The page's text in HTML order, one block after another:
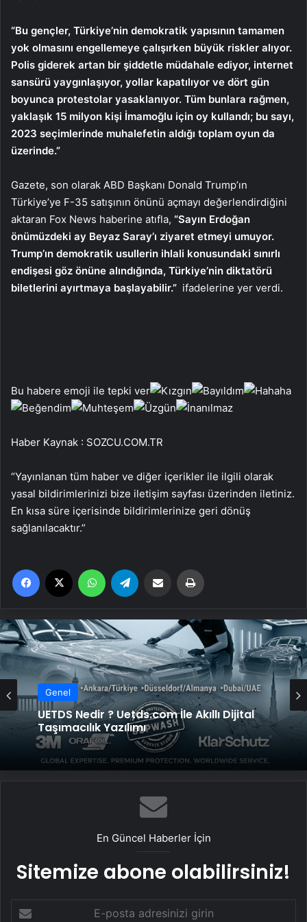
“Bu gençler, Türkiye’nin demokratik yapısının tamamen
yok olmasını engellemeye çalışırken büyük riskler alıyor.
Polis giderek artan bir şiddetle müdahale ediyor, internet
sansürü yaygınlaşıyor, yollar kapatılıyor ve dört gün
boyunca protestolar yasaklanıyor. Tüm bunlara rağmen,
yaklaşık 15 milyon kişi İmamoğlu için oy kullandı; bu sayı,
2023 seçimlerinde muhalefetin aldığı toplam oyun da
üzerinde.”
Gazete, son olarak ABD Başkanı Donald Trump’ın
Türkiye’ye F-35 satışının önünü açmayı değerlendirdiğini
aktaran Fox News haberine atıfla, “Sayın Erdoğan
önümüzdeki ay Beyaz Saray’ı ziyaret etmeyi umuyor.
Trump’ın demokratik usullerin ihlali konusundaki sınırlı
endişesi göz önüne alındığında, Türkiye’nin diktatörü
biletlerini ayırtmaya başlayabilir.” ifadelerine yer verdi.
Bu habere emoji ile tepki ver
Haber Kaynak : SOZCU.COM.TR
“Yayınlanan tüm haber ve diğer içerikler ile ilgili olarak
yasal bildirimlerinizi bize iletişim sayfası üzerinden iletiniz.
En kısa süre içerisinde bildirimlerinize geri dönüş
sağlanılacaktır.”
Facebook WhatsApp Email'den paylaş
Genel
UETDS Nedir ? Uetds.com İle Akıllı Dijital
Taşımacılık Yazılımı
En Güncel Haberler İçin
Sitemize abone olabilirsiniz!
posta